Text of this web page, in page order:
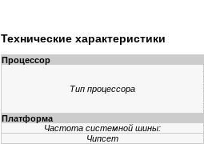
Технические характеристики
Процессор
Тип процессора
Платформа
Частота системной шины:
Чипсет